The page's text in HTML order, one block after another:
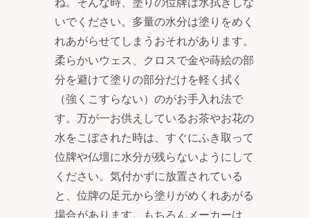
いでください。多量の水分は塗りをめく
れあがらせてしまうおそれがあります。
柔らかいウェス、クロスで金や蒔絵の部
分を避けて塗りの部分だけを軽く拭く
（強くこすらない）のがお手入れ法で
す。万が一お供えしているお茶やお花の
水をこぼされた時は、すぐにふき取って
位牌や仏壇に水分が残らないようにして
ください。気付かずに放置されている
と、位牌の足元から塗りがめくれあがる
場合があります。もちろんメーカーは、